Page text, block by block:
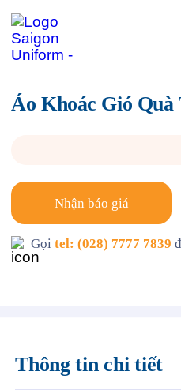
Áo Khoác Gió Quà
Nhận báo giá
Gọitel: (028) 7777 7839
Thông tin chi tiết